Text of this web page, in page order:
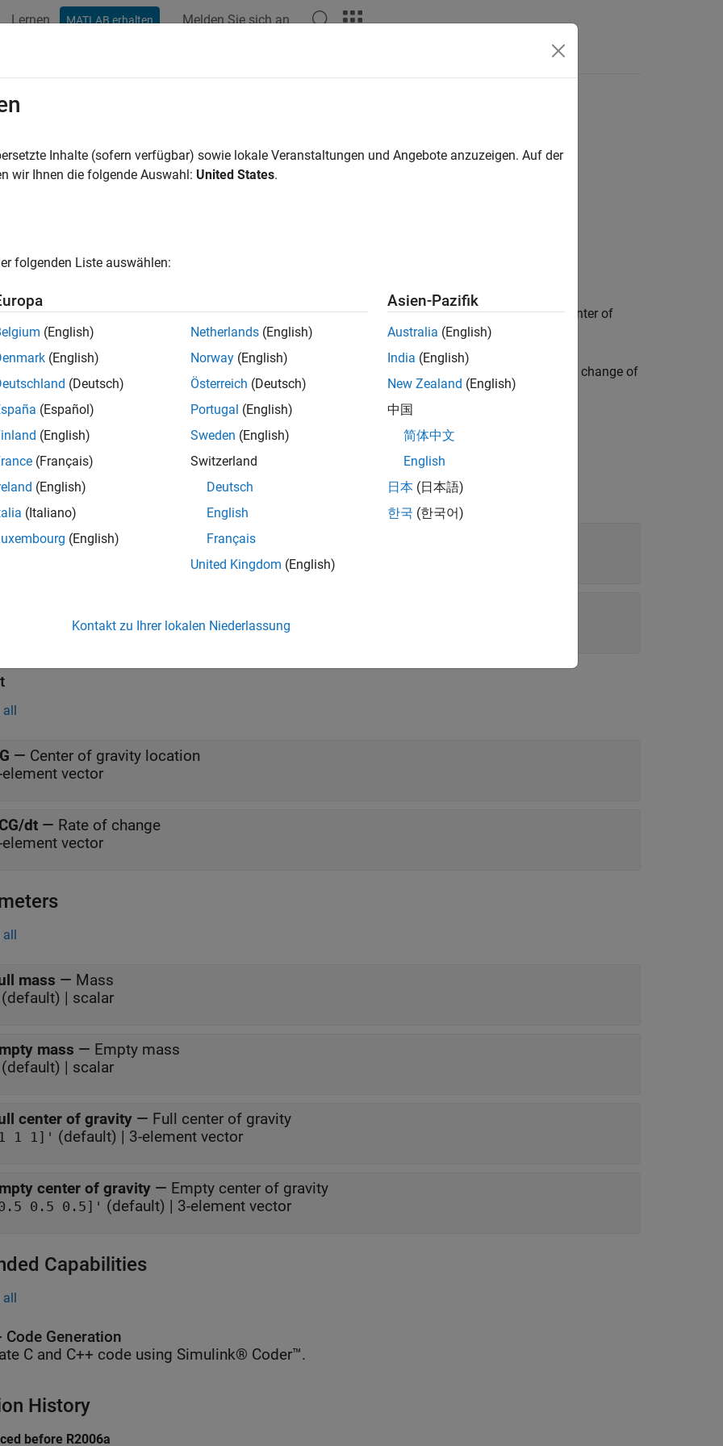
Lernen MATLAB erhalten Melden Sie sich an
Center of Gravity
center of gravity location
Center of Gravityblock calculates the center of gravity location and the rate of change of the center of
interpolation is used to estimate the location of the center of gravity as a function of mass. The rate of change of
of gravity is a linear function of the rate of change of mass.
all
—Mass
| 3-element vector
all
— Center of gravity location
element vector
dt — Rate of change
element vector
all
mass — Mass
(default) | scalar
mass — Empty mass
(default) | scalar
center of gravity — Full center of gravity
1 1]' (default) | 3-element vector
center of gravity — Empty center of gravity
0.5 0.5]' (default) | 3-element vector
Capabilities
all
Code Generation
C and C++ code using Simulink® Coder™.
History
before R2006a
Inhalte (sofern verfügbar) sowie lokale Veranstaltungen und Angebote anzuzeigen. Auf der
wir Ihnen die folgende Auswahl: United States.
folgenden Liste auswählen:
(English)
(English)
(Deutsch)
(Español)
(English)
(Français)
(English)
(Italiano)
(English)
Netherlands (English)
Norway (English)
Österreich (Deutsch)
Portugal (English)
Sweden (English)
Switzerland
Deutsch
English
Français
United Kingdom (English)
Asien-Pazifik
Australia (English)
India (English)
New Zealand (English)
中国
简体中文
English
日本 (日本語)
한국 (한국어)
Kontakt zu Ihrer lokalen Niederlassung